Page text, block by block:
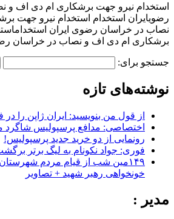
استخدام نیرو جهت برشکاری ام دی اف و
رضویایران استخدام استخدام نیرو جهت
نصاب در خراسان رضوی ایران
برشکاری ام دی اف و نصاب در خراسان
جستجو برای:
نوشته‌های تازه
از قول من بنویسید: ایران ژاپن را در
اختصاصی: مدافع پرسپولیس شاگرد
رونمایی از دو خرید جدید پرسپولیس!
فوری: جواد نکونام به لیگ برتر
۱۴۹مین شب از قیام مردم
خونخواهی رهبر شهید + تصاویر
مدیر :